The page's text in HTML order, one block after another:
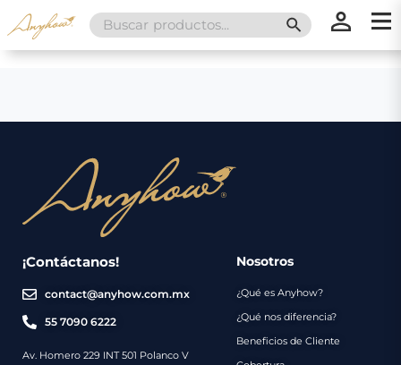
Search
for:
SEARCH
¡Contáctanos!
contact@anyhow.com.mx
55 7090 6222
Av. Homero 229 INT 501 Polanco V
Nosotros
¿Qué es Anyhow?
¿Qué nos diferencia?
Beneficios de Cliente
Nosotros
Servicios
Envíos
Métodos
Catálogo
Regalos
Contacto